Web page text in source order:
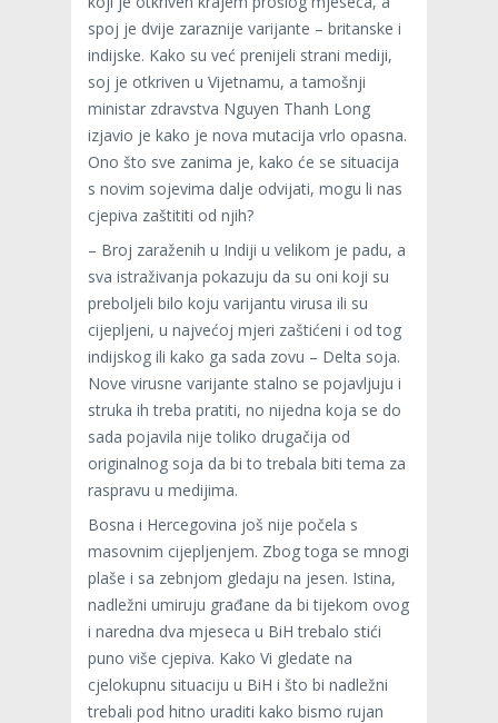
spoj je dvije zaraznije varijante – britanske i
indijske. Kako su već prenijeli strani mediji,
soj je otkriven u Vijetnamu, a tamošnji
ministar zdravstva Nguyen Thanh Long
izjavio je kako je nova mutacija vrlo opasna.
Ono što sve zanima je, kako će se situacija
s novim sojevima dalje odvijati, mogu li nas
cjepiva zaštititi od njih?
– Broj zaraženih u Indiji u velikom je padu, a
sva istraživanja pokazuju da su oni koji su
preboljeli bilo koju varijantu virusa ili su
cijepljeni, u najvećoj mjeri zaštićeni i od tog
indijskog ili kako ga sada zovu – Delta soja.
Nove virusne varijante stalno se pojavljuju i
struka ih treba pratiti, no nijedna koja se do
sada pojavila nije toliko drugačija od
originalnog soja da bi to trebala biti tema za
raspravu u medijima.
Bosna i Hercegovina još nije počela s
masovnim cijepljenjem. Zbog toga se mnogi
plaše i sa zebnjom gledaju na jesen. Istina,
nadležni umiruju građane da bi tijekom ovog
i naredna dva mjeseca u BiH trebalo stići
puno više cjepiva. Kako Vi gledate na
cjelokupnu situaciju u BiH i što bi nadležni
trebali pod hitno uraditi kako bismo rujan